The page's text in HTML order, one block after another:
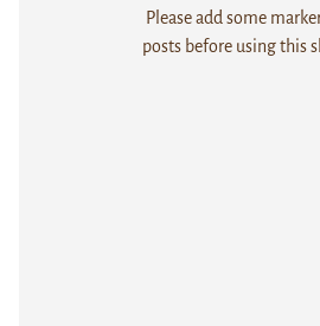
Please add some
posts before using this